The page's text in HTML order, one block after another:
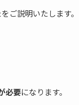
ご説明いたします。
必要になります。